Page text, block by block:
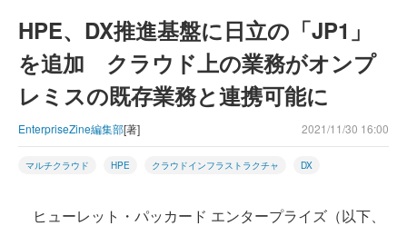
HPE、DX推進基盤に日立の「JP1」
を追加 クラウド上の業務がオンプ
レミスの既存業務と連携可能に
EnterpriseZine編集部[著] 2021/11/30 16:00
マルチクラウド HPE クラウドインフラストラクチャ DX
ヒューレット・パッカード エンタープライズ（以下、